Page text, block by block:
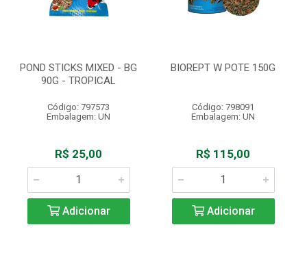
POND STICKS MIXED - BG
90G - TROPICAL
Código: 797573
Embalagem: UN
R$ 25,00
Adicionar
BIOREPT W POTE 150G
Código: 798091
Embalagem: UN
R$ 115,00
Adicionar